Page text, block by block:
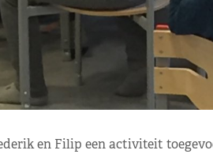
en Filip een activiteit